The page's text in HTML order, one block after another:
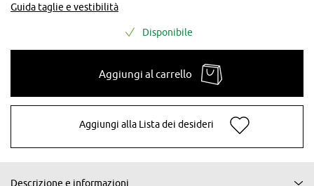
Guida taglie e vestibilità
Disponibile
Aggiungi al carrello
Aggiungi alla Lista dei desideri
Descrizione e informazioni